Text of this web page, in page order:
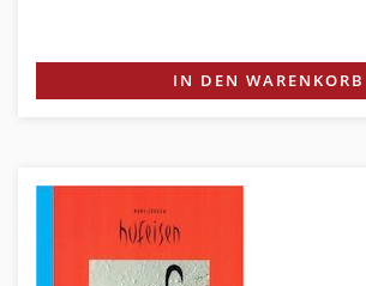
IN DEN WARENKORB